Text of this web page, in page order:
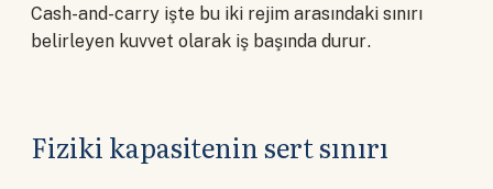
Cash-and-carry işte bu iki rejim arasındaki sınırı
belirleyen kuvvet olarak iş başında durur.
Fiziki kapasitenin sert sınırı